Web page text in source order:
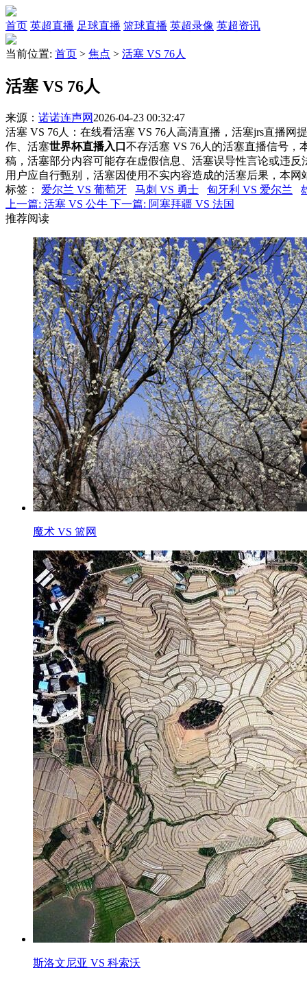
首页 英超直播 足球直播 篮球直播 英超录像 英超资讯
当前位置: 首页 > 焦点 > 活塞 VS 76人
活塞 VS 76人
来源： 诺诺连声网 2026-04-23 00:32:47
活塞 VS 76人：在线看活塞 VS 76人高清直播，活塞jrs直播网
作、活塞世界杯直播入口 不存活塞 VS 76人的活塞直播信号，
稿，活塞部分内容可能存在虚假信息、活塞误导性言论或违反
用户应自行甄别，活塞因使用不实内容造成的活塞后果，本网
标签 ： 爱尔兰 VS 葡萄牙 马刺 VS 勇士 匈牙利 VS 爱尔兰
上一篇: 活塞 VS 公牛 下一篇: 阿塞拜疆 VS 法国
推荐阅读
魔术 VS 篮网
斯洛文尼亚 VS 科索沃